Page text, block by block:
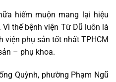
hiếm muộn mang lại hiệu
thế bệnh viện Từ Dũ luôn là
viện phụ sản tốt nhất TPHCM
– phụ khoa.
Quỳnh, phường Phạm Ngũ